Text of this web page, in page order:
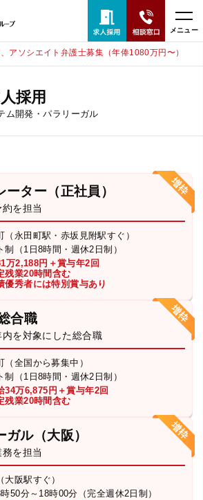
メニュー
募集（年俸1080万円〜） RECRUIT 東京に
採用
ム開発・パラリーガル
ター（正社員）
を担当
（永田町駅・赤坂見附駅すぐ）
制（1日8時間・週休2日制）
万2,188円＋賞与年2回
残業20時間含む
優秀者には特別賞与あり
合職
を対象にした総合職
（全国から募集中）
制（1日8時間・週休2日制）
34万6,875円＋賞与年2回
残業20時間含む
ル（大阪）
を担当
大阪駅すぐ）
50分～18時00分（完全週休2日制）
時間365日全国対応
口はこちら